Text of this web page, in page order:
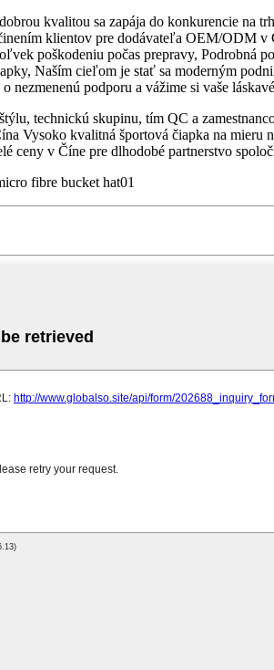
kvalitou sa zapája do konkurencie
klientov pre dodávateľa OEM/ODM
poškodeniu počas prepravy, Podrobná
Naším cieľom je stať sa moderným
podporu a vážime si vaše
technickú skupinu, tím QC a
Vysoko kvalitná športová čiapka na
ceny v Číne pre dlhodobé partnerstvo